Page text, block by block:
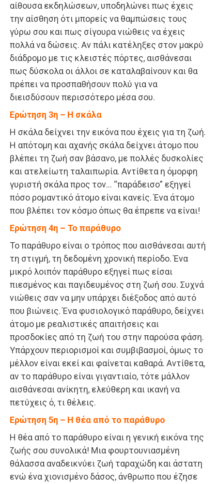
αίθουσα εκδηλώσεων, υποδηλώνει πως έχεις
την αίσθηση ότι μπορείς να θαμπώσεις τους
γύρω σου και πως σίγουρα νιώθεις να έχεις
πολλά να δώσεις. Αν πάλι κατέληξες στον μακρύ
διάδρομο με τις κλειστές πόρτες, αισθάνεσαι
πως δύσκολα οι άλλοι σε καταλαβαίνουν και θα
πρέπει να προσπαθήσουν πολύ για να
διεισδύσουν περισσότερο μέσα σου.
Ερώτηση 3η – Η σκάλα
Η σκάλα δείχνει την εικόνα που έχεις για τη ζωή.
Η απότομη και αχανής σκάλα δείχνει άτομο που
βλέπει τη ζωή σαν βάσανο, με πολλές δυσκολίες
και ατελείωτη ταλαιπωρία. Αντίθετα η όμορφη
γυριστή σκάλα προς τον… “παράδεισο” εξηγεί
πόσο ρομαντικό άτομο είναι κανείς. Ένα άτομο
που βλέπει τον κόσμο όπως θα έπρεπε να είναι!
Ερώτηση 4η – Το παράθυρο
Το παράθυρο είναι ο τρόπος που αισθάνεσαι αυτή
τη στιγμή, τη δεδομένη χρονική περίοδο. Ένα
μικρό λοιπόν παράθυρο εξηγεί πως είσαι
πιεσμένος και παγιδευμένος στη ζωή σου. Συχνά
νιώθεις σαν να μην υπάρχει διέξοδος από αυτό
που βιώνεις. Ένα φυσιολογικό παράθυρο, δείχνει
άτομο με ρεαλιστικές απαιτήσεις και
προσδοκίες από τη ζωή του στην παρούσα φάση.
Υπάρχουν περιορισμοί και συμβιβασμοί, όμως το
μέλλον είναι εκεί και φαίνεται καθαρά. Αντίθετα,
αν το παράθυρο είναι γιγαντιαίο, τότε μάλλον
αισθάνεσαι ανίκητη, ελεύθερη και ικανή να
πετύχεις ό, τι θέλεις.
Ερώτηση 5η – Η θέα από το παράθυρο
Η θέα από το παράθυρο είναι η γενική εικόνα της
ζωής σου συνολικά! Μια φουρτουνιασμένη
θάλασσα αναδεικνύει ζωή ταραχώδη και άστατη
ενώ ένα χιονισμένο δάσος, άνθρωπο που έζησε